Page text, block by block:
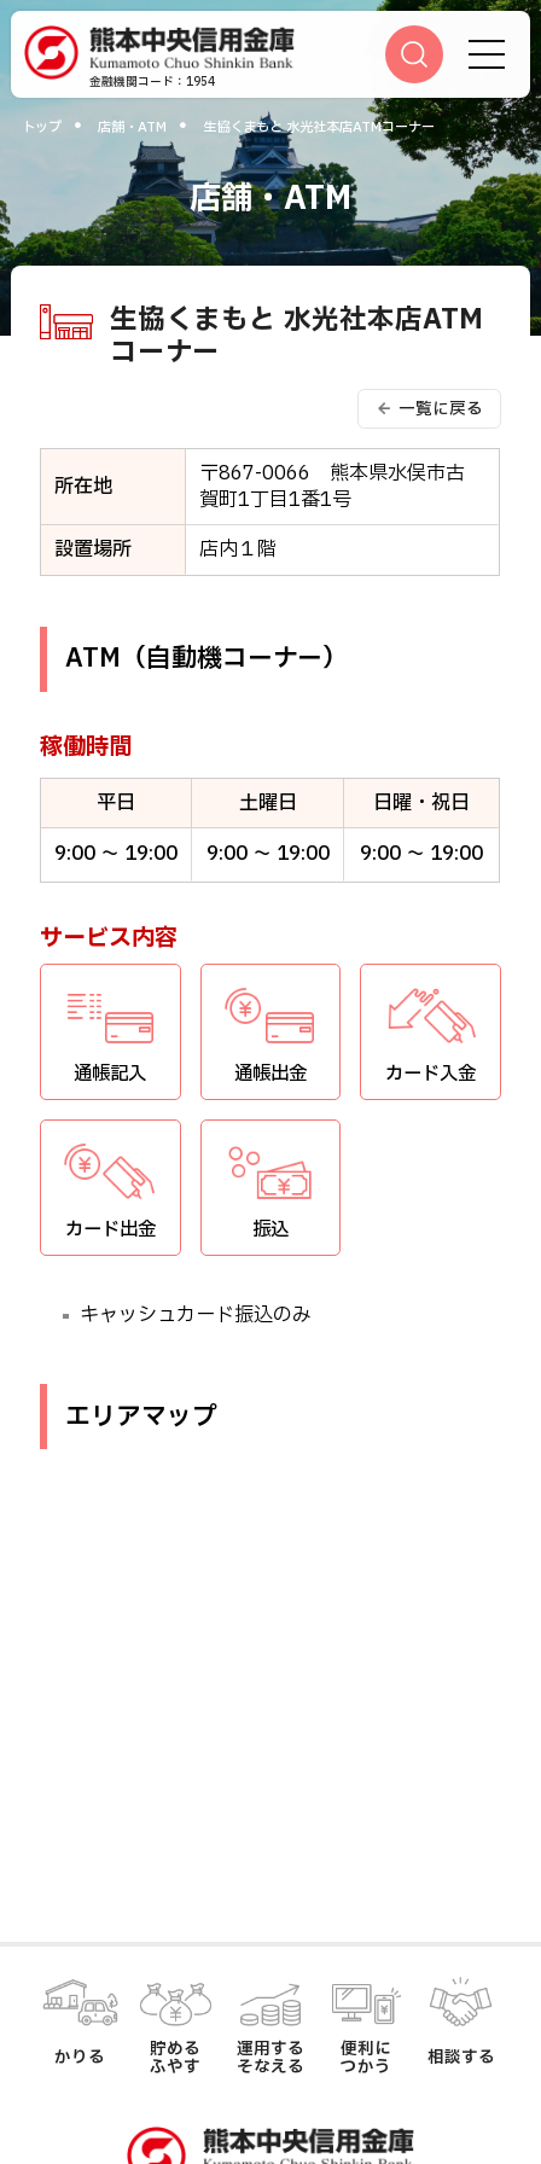
金融機関コード：1954
トップ 店舗・ATM 生協くまもと 水光社本店ATMコーナー
店舗・ATM
生協くまもと 水光社本店ATM
コーナー
一覧に戻る
所在地
〒867-0066 熊本県水俣市古
賀町1丁目1番1号
設置場所
店内１階
ATM（自動機コーナー）
稼働時間
平日 土曜日
日曜・祝日
9:00 ～ 19:00
9:00 ～ 19:00 9:00 ～ 19:00
サービス内容
通帳記入 通帳出金 カード入金
カード出金 振込
キャッシュカード振込のみ
エリアマップ
かりる 貯める
ふやす
運用する
そなえる
便利に
つかう 相談する
貯める
ふやす
運用する
そなえる
便利に
つかう
相談する
店舗・ATM
当金庫について
採用情報
手数料一覧
相談予約
休眠預金等のお取り扱いについ
電子決済等代行業者について
サイトマップ
個人のお客様